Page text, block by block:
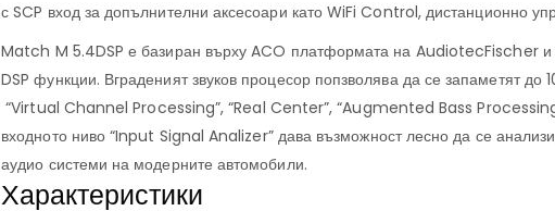
с SCP вход за допълнителни аксесоари като WiFi Control, дистанционно
Match M 5.4DSP е базиран върху ACO платформата на AudiotecFischer и
DSP функции. Вграденият звуков процесор попзволява да се запаметят
“Virtual Channel Processing”, “Real Center”, “Augmented Bass
входното ниво “Input Signal Analizer” дава възможност лесно да се
аудио системи на модерните автомобили.
Характеристики